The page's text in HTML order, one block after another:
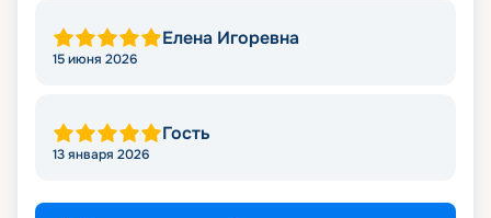
Елена Игоревна
15 июня 2026
Гость
13 января 2026